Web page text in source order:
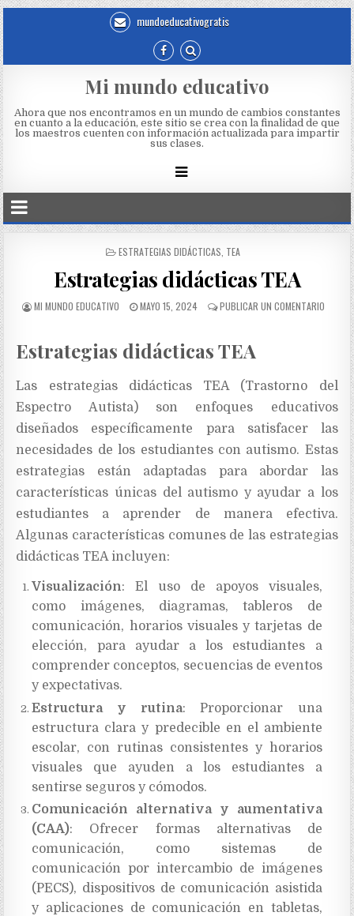
mundoeducativogratis
Mi mundo educativo
Ahora que nos encontramos en un mundo de cambios constantes
en cuanto a la educación, este sitio se crea con la finalidad de que
los maestros cuenten con información actualizada para impartir
sus clases.
ESTRATEGIAS DIDÁCTICAS TEA
Estrategias didácticas TEA
MI MUNDO EDUCATIVO MAYO 15, 2024 PUBLICAR UN COMENTARIO
Estrategias didácticas TEA
Las estrategias didácticas TEA (Trastorno del
Espectro Autista) son enfoques educativos
diseñados específicamente para satisfacer las
necesidades de los estudiantes con autismo. Estas
estrategias están adaptadas para abordar las
características únicas del autismo y ayudar a los
estudiantes a aprender de manera efectiva.
Algunas características comunes de las estrategias
didácticas TEA incluyen:
Visualización: El uso de apoyos visuales,
como imágenes, diagramas, tableros de
comunicación, horarios visuales y tarjetas de
elección, para ayudar a los estudiantes a
comprender conceptos, secuencias de eventos
y expectativas.
Estructura y rutina: Proporcionar una
estructura clara y predecible en el ambiente
escolar, con rutinas consistentes y horarios
visuales que ayuden a los estudiantes a
sentirse seguros y cómodos.
Comunicación alternativa y aumentativa
(CAA): Ofrecer formas alternativas de
comunicación, como sistemas de
comunicación por intercambio de imágenes
(PECS), dispositivos de comunicación asistida
y aplicaciones de comunicación en tabletas,